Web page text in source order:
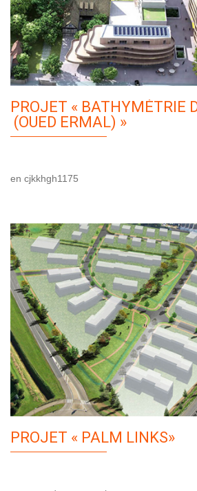
PROJET « BATHYMÉTRIE
(OUED ERMAL) »
en cjkkhgh1175
PROJET « PALM LINKS»